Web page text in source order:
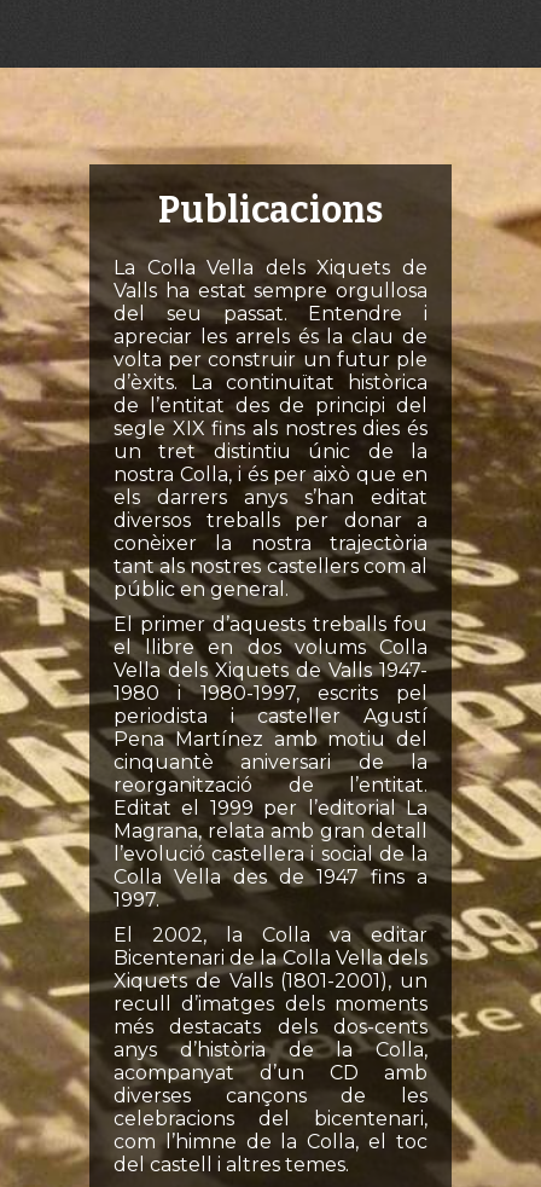
Publicacions
La Colla Vella dels Xiquets de
Valls ha estat sempre orgullosa
del seu passat. Entendre i
apreciar les arrels és la clau de
volta per construir un futur ple
d’èxits. La continuïtat històrica
de l’entitat des de principi del
segle XIX fins als nostres dies és
un tret distintiu únic de la
nostra Colla, i és per això que en
els darrers anys s’han editat
diversos treballs per donar a
conèixer la nostra trajectòria
tant als nostres castellers com al
públic en general.
El primer d’aquests treballs fou
el llibre en dos volums Colla
Vella dels Xiquets de Valls 1947-
1980 i 1980-1997, escrits pel
periodista i casteller Agustí
Pena Martínez amb motiu del
cinquantè aniversari de la
reorganització de l’entitat.
Editat el 1999 per l’editorial La
Magrana, relata amb gran detall
l’evolució castellera i social de la
Colla Vella des de 1947 fins a
1997.
El 2002, la Colla va editar
Bicentenari de la Colla Vella dels
Xiquets de Valls (1801-2001), un
recull d’imatges dels moments
més destacats dels dos-cents
anys d’història de la Colla,
acompanyat d’un CD amb
diverses cançons de les
celebracions del bicentenari,
com l’himne de la Colla, el toc
del castell i altres temes.